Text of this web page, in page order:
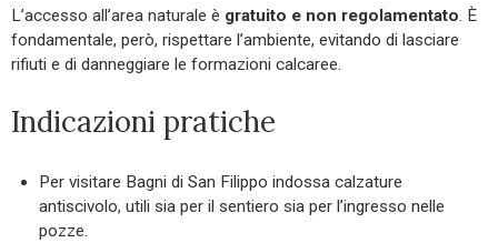
L’accesso all’area naturale è gratuito e non regolamentato. È
fondamentale, però, rispettare l’ambiente, evitando di lasciare
rifiuti e di danneggiare le formazioni calcaree.
Indicazioni pratiche
Per visitare Bagni di San Filippo indossa calzature
antiscivolo, utili sia per il sentiero sia per l’ingresso nelle
pozze.